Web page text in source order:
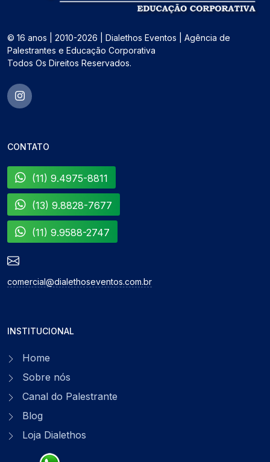
© 16 anos | 2010-2026 | Dialethos Eventos | Agência de
Palestrantes e Educação Corporativa
Todos Os Direitos Reservados.
CONTATO
(11) 9.4975-8811
(13) 9.8828-7677
(11) 9.9588-2747
comercial@dialethoseventos.com.br
INSTITUCIONAL
Home
Sobre nós
Canal do Palestrante
Blog
Loja Dialethos